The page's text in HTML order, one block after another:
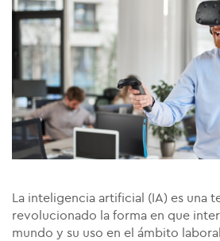
La inteligencia artificial (IA) es una
revolucionado la forma en que
mundo y su uso en el ámbito